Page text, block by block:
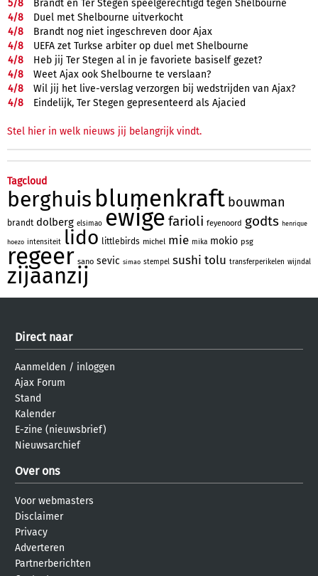
5/8
Brandt én Ter Stegen speelgerechtigd tegen Shelbourne
4/8
Duel met Shelbourne uitverkocht
4/8
Brandt nog niet ingeschreven door Ajax
4/8
UEFA zet Turkse arbiter op duel met Shelbourne
4/8
Heb jij Ter Stegen al in je favoriete basiself gezet?
4/8
Weet Ajax ook Shelbourne te verslaan?
4/8
Wil jij het live-verslag verzorgen bij wedstrijden van Ajax?
4/8 Eindelijk, Ter Stegen gepresenteerd als Ajacied
Stel hier in welk nieuws jij belangrijk vindt.
Tagcloud
berghuis blumenkraft bouwman
brandt dolberg elsimao ewige farioli feyenoord godts henrique
hoezo intensiteit lido littlebirds michel mie mika mokio psg
regeer sano sevic simao stempel sushi tolu transferperikelen wijndal
zijaanzij
Direct naar
Aanmelden / inloggen
Ajax Forum
Stand
Kalender
E-zine (nieuwsbrief)
Nieuwsarchief
Over ons
Voor webmasters
Disclaimer
Privacy
Adverteren
Partnerberichten